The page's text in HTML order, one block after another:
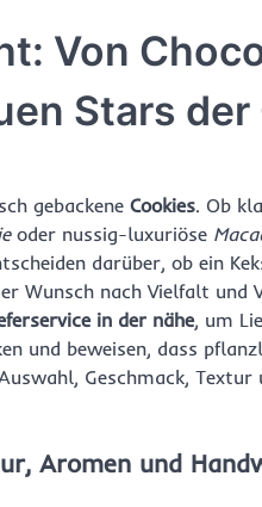
Von
Stars
gebackene Cookies. Ob
oder nussig-luxuriöse
darüber, ob ein
Wunsch nach Vielfalt
in der nähe, um
und beweisen, dass
Geschmack,
Aromen und